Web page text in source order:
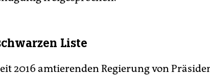
Liste
2016 amtierenden Regierung von